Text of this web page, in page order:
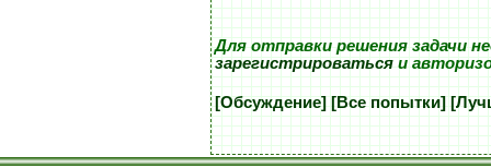
Для отправки решения задачи
зарегистрироватьсяи
[Обсуждение] [Все попытки]